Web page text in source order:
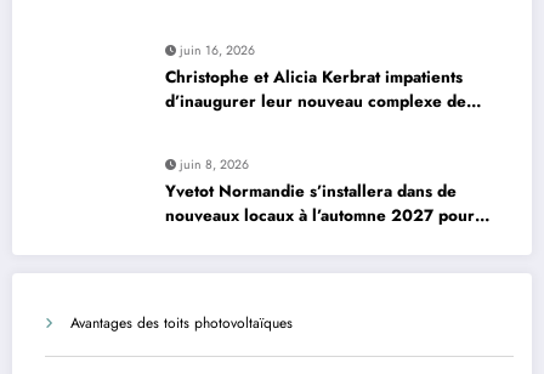
juin 16, 2026
Christophe et Alicia Kerbrat impatients
d’inaugurer leur nouveau complexe de
juin 8, 2026
Yvetot Normandie s’installera dans de
nouveaux locaux à l’automne 2027 pour
Avantages des toits photovoltaïques